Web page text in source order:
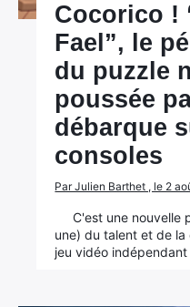
Cocorico !
Fael”, le
du puzzle
poussée
débarque
consoles
Par Julien Barthet , le 2
C'est une nouvelle
une) du talent et de
jeu vidéo